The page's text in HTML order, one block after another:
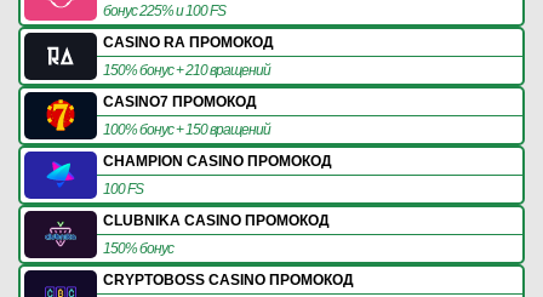
бонус 225% и 100 FS
CASINO RA ПРОМОКОД
150% бонус + 210 вращений
CASINO7 ПРОМОКОД
100% бонус + 150 вращений
CHAMPION CASINO ПРОМОКОД
100 FS
CLUBNIKA CASINO ПРОМОКОД
150% бонус
CRYPTOBOSS CASINO ПРОМОКОД